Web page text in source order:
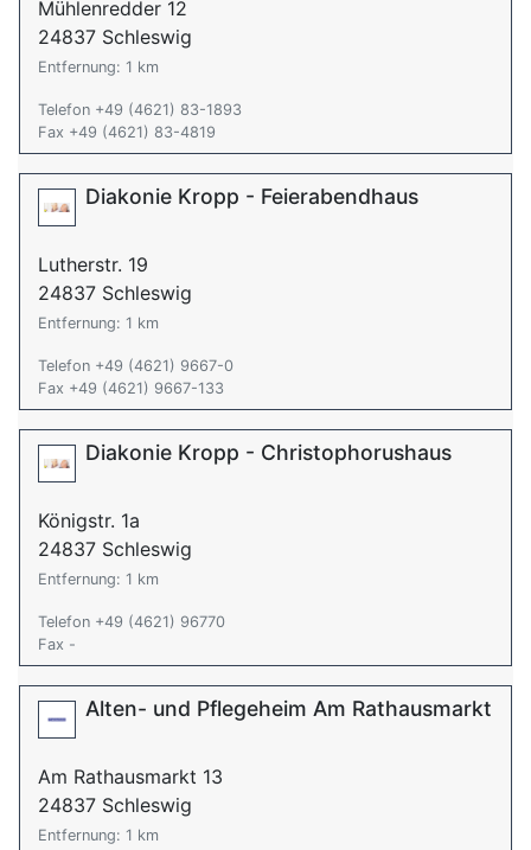
Mühlenredder 12
24837 Schleswig
Entfernung: 1 km
Telefon +49 (4621) 83-1893
Fax +49 (4621) 83-4819
Diakonie Kropp - Feierabendhaus
Lutherstr. 19
24837 Schleswig
Entfernung: 1 km
Telefon +49 (4621) 9667-0
Fax +49 (4621) 9667-133
Diakonie Kropp - Christophorushaus
Königstr. 1a
24837 Schleswig
Entfernung: 1 km
Telefon +49 (4621) 96770
Fax -
Alten- und Pflegeheim Am Rathausmarkt
Am Rathausmarkt 13
24837 Schleswig
Entfernung: 1 km